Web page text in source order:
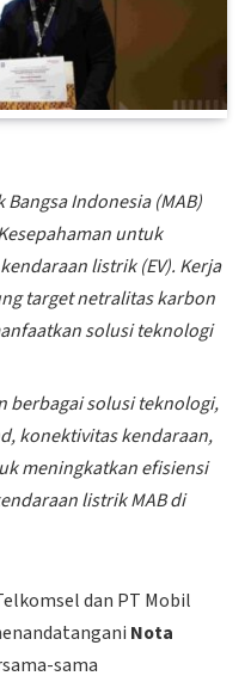
Indonesia (MAB)
untuk
listrik (EV). Kerja
target netralitas karbon
solusi teknologi
berbagai solusi teknologi,
konektivitas kendaraan,
meningkatkan efisiensi
listrik MAB di
dan PT Mobil
Nota
sama